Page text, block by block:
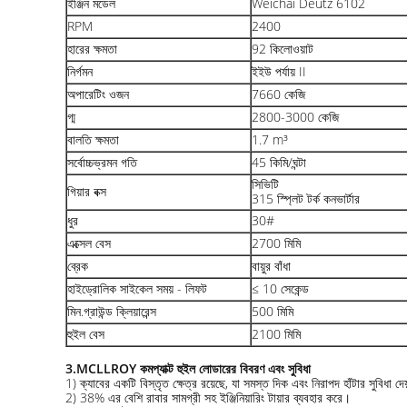
RPM
2400
হারের ক্ষমতা
92 কিলোওয়াট
নির্গমন
ইইউ পর্যায় II
অপারেটিং ওজন
7660 কেজি
গ্ম
2800-3000 কেজি
বালতি ক্ষমতা
1.7 m³
সর্বোচ্চভ্রমন গতি
45 কিমি/ঘন্টা
গিয়ার বক্স
সিভিটি
315 স্প্লিট টর্ক কনভার্টার
ধুর
30#
এক্সেল বেস
2700 মিমি
ব্রেক
বায়ুর বাঁধা
হাইড্রোলিক সাইকেল সময় - লিফট
≤ 10 সেকেন্ড
মিন.গ্রাউন্ড ক্লিয়ারেন্স
500 মিমি
হুইল বেস
2100 মিমি
3.MCLLROY কমপ্যাক্ট হুইল লোডারের বিবরণ এবং সুবিধা
1) ক্যাবের একটি বিস্তৃত ক্ষেত্র রয়েছে, যা সমস্ত দিক এবং নিরাপদ হাঁটার সুবিধা
2) 38% এর বেশি রাবার সামগ্রী সহ ইঞ্জিনিয়ারিং টায়ার ব্যবহার করে।